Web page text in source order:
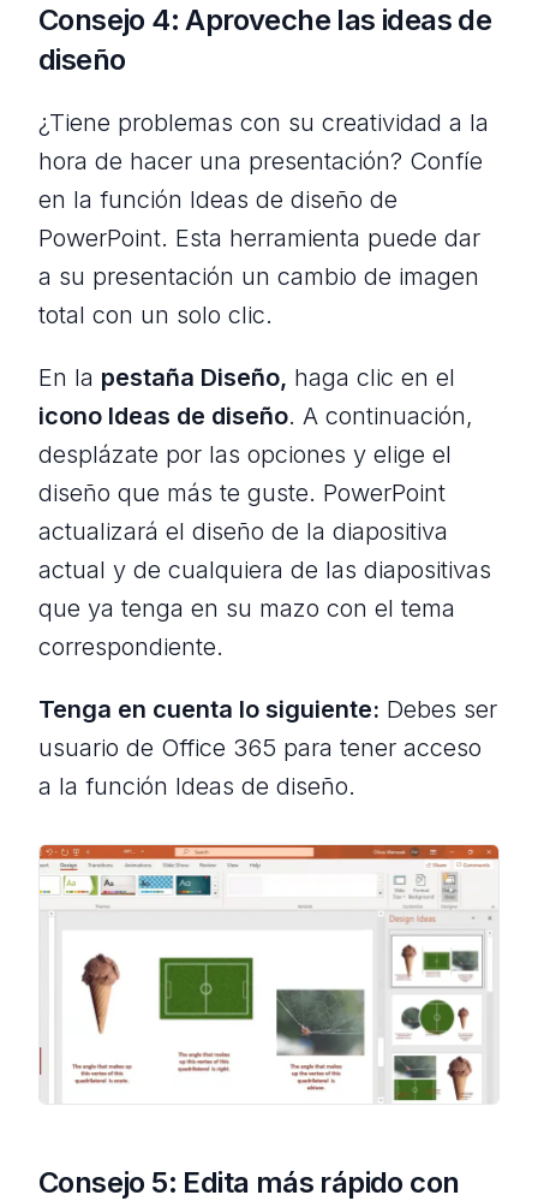
Consejo 4: Aproveche las ideas de
diseño
¿Tiene problemas con su creatividad a la
hora de hacer una presentación? Confíe
en la función Ideas de diseño de
PowerPoint. Esta herramienta puede dar
a su presentación un cambio de imagen
total con un solo clic.
En la pestaña Diseño, haga clic en el
icono Ideas de diseño. A continuación,
desplázate por las opciones y elige el
diseño que más te guste. PowerPoint
actualizará el diseño de la diapositiva
actual y de cualquiera de las diapositivas
que ya tenga en su mazo con el tema
correspondiente.
Tenga en cuenta lo siguiente: Debes ser
usuario de Office 365 para tener acceso
a la función Ideas de diseño.
Consejo 5: Edita más rápido con